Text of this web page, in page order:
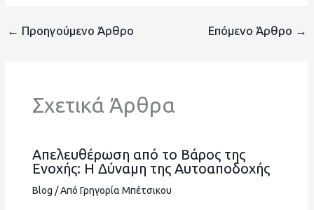
← Προηγούμενο Άρθρο Επόμενο Άρθρο →
Σχετικά Άρθρα
Απελευθέρωση από το Βάρος της
Ενοχής: Η Δύναμη της Αυτοαποδοχής
Blog / Από Γρηγορία Μπέτσικου